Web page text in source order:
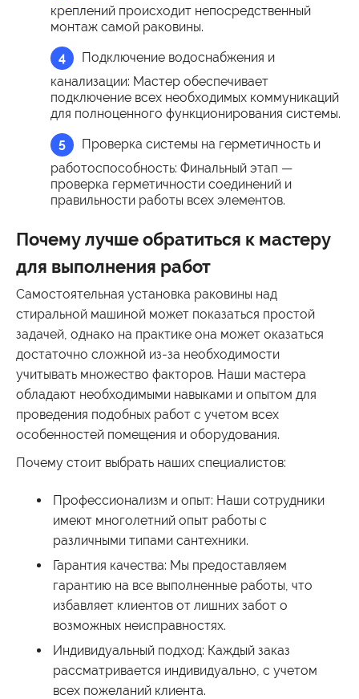
креплений происходит непосредственный
монтаж самой раковины.
Подключение водоснабжения и
канализации: Мастер обеспечивает
подключение всех необходимых коммуникаций
для полноценного функционирования системы.
Проверка системы на герметичность и
работоспособность: Финальный этап —
проверка герметичности соединений и
правильности работы всех элементов.
Почему лучше обратиться к мастеру
для выполнения работ
Самостоятельная установка раковины над
стиральной машиной может показаться простой
задачей, однако на практике она может оказаться
достаточно сложной из-за необходимости
учитывать множество факторов. Наши мастера
обладают необходимыми навыками и опытом для
проведения подобных работ с учетом всех
особенностей помещения и оборудования.
Почему стоит выбрать наших специалистов:
Профессионализм и опыт: Наши сотрудники
имеют многолетний опыт работы с
различными типами сантехники.
Гарантия качества: Мы предоставляем
гарантию на все выполненные работы, что
избавляет клиентов от лишних забот о
возможных неисправностях.
Индивидуальный подход: Каждый заказ
рассматривается индивидуально, с учетом
всех пожеланий клиента.